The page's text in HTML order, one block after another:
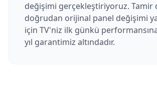
değişimi gerçekleştiriyoruz. Tamir
doğrudan orijinal panel değişimi
için TV'niz ilk günkü
yıl garantimiz altındadır.